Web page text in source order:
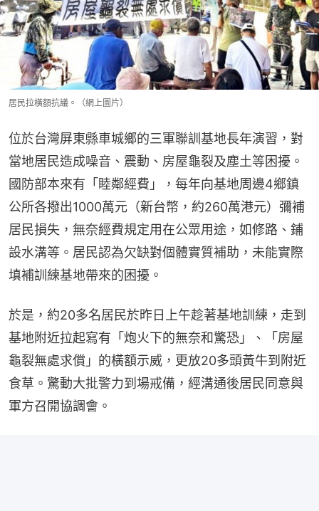
居民拉橫額抗議。（網上圖片）
位於台灣屏東縣車城鄉的三軍聯訓基地長年演習，對
當地居民造成噪音、震動、房屋龜裂及塵土等困擾。
國防部本來有「睦鄰經費」，每年向基地周邊4鄉鎮
公所各撥出1000萬元（新台幣，約260萬港元）彌補
居民損失，無奈經費規定用在公眾用途，如修路、鋪
設水溝等。居民認為欠缺對個體實質補助，未能實際
填補訓練基地帶來的困擾。
於是，約20多名居民於昨日上午趁著基地訓練，走到
基地附近拉起寫有「炮火下的無奈和驚恐」、「房屋
龜裂無處求償」的橫額示威，更放20多頭黃牛到附近
食草。驚動大批警力到場戒備，經溝通後居民同意與
軍方召開協調會。